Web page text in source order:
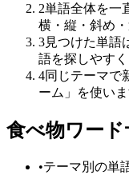
2単語全体を一
横・縦・斜め
3見つけた単語
語を探しやすく
4同じテーマで
ーム」を使いま
食べ物ワー
•テーマ別の単